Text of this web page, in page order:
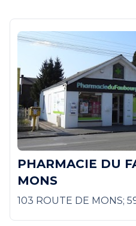
PHARMACIE DU
MONS
103 ROUTE DE MONS;